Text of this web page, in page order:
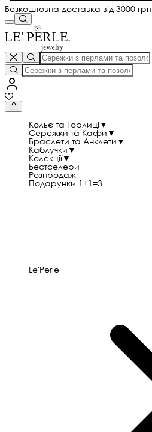
Безкоштовна доставка від 3000 грн
Кольє та Горлиці ▼
Сережки та Кафи ▼
Браслети та Анклети ▼
Каблучки ▼
Колекції▼
Бестселери
Розпродаж
Подарунки 1+1=3
Le'Perle